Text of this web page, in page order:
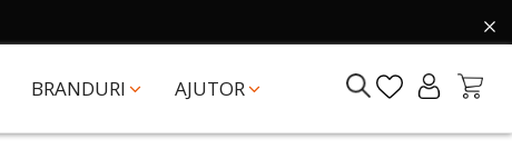
BRANDURI AJUTOR